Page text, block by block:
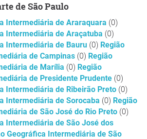
de São Paulo
Intermediária de Araraquara (0)
Intermediária de Araçatuba (0)
Intermediária de Bauru (0) Região
de Campinas (0) Região
de Marília (0) Região
de Presidente Prudente (0)
Intermediária de Ribeirão Preto (0)
Intermediária de Sorocaba (0) Região
de São José do Rio Preto (0)
Intermediária de São José dos
Geográfica Intermediária de São